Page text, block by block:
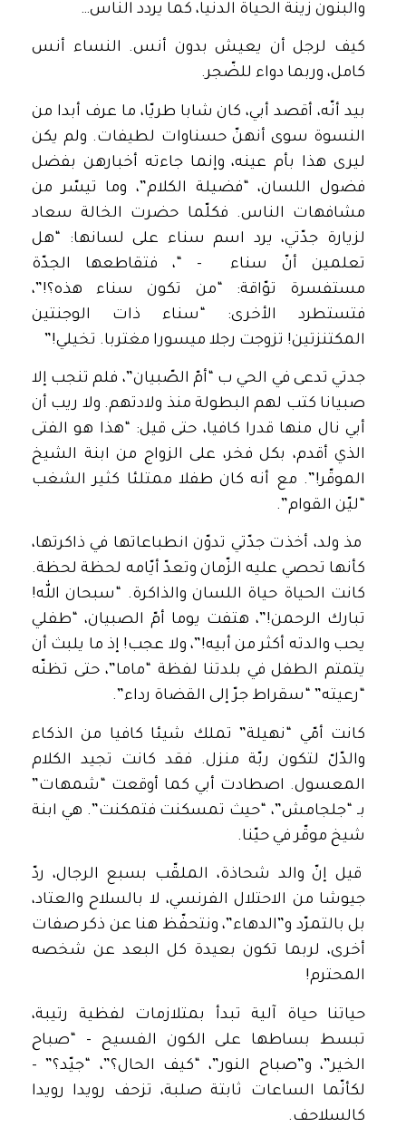
والبنون زينة الحياة الدنيا، كما يردد الناس…
كيف لرجل أن يعيش بدون أنس. النساء أنس
كامل، وربما دواء للضّجر.
بيد أنّه، أقصد أبي، كان شابا طريّا، ما عرف أبدا من
النسوة سوى أنهنّ حسناوات لطيفات. ولم يكن
ليرى هذا بأم عينه، وإنما جاءته أخبارهن بفضل
فضول اللسان، “فضيلة الكلام”، وما تيسّر من
مشافهات الناس. فكلّما حضرت الخالة سعاد
لزيارة جدّتي، يرد اسم سناء على لسانها: “هل
تعلمين أنّ سناء – “، فتقاطعها الجدّة
مستفسرة توّاقة: “من تكون سناء هذه؟!”،
فتستطرد الأخرى: “سناء ذات الوجنتين
المكتنزتين! تزوجت رجلا ميسورا مغتربا. تخيلي!”
جدتي تدعى في الحي ب “أمّ الصّبيان”، فلم تنجب إلا
صبيانا كتب لهم البطولة منذ ولادتهم. ولا ريب أن
أبي نال منها قدرا كافيا، حتى قيل: “هذا هو الفتى
الذي أقدم، بكل فخر، على الزواج من ابنة الشيخ
الموقّر!”. مع أنه كان طفلا ممتلئا كثير الشغب
“ليّن القوام”.
مذ ولد، أخذت جدّتي تدوّن انطباعاتها في ذاكرتها،
كأنها تحصي عليه الزّمان وتعدّ أيّامه لحظة لحظة.
كانت الحياة حياة اللسان والذاكرة. “سبحان الله!
تبارك الرحمن!”، هتفت يوما أمّ الصبيان، “طفلي
يحب والدته أكثر من أبيه!”، ولا عجب! إذ ما يلبث أن
يتمتم الطفل في بلدتنا لفظة “ماما”، حتى تظنّه
“رعيته” “سقراط جرّ إلى القضاة رداء”.
كانت أمّي “نهيلة” تملك شيئا كافيا من الذكاء
والدّلّ لتكون ربّة منزل. فقد كانت تجيد الكلام
المعسول. اصطادت أبي كما أوقعت “شمهات”
بـ “جلجامش”، “حيث تمسكنت فتمكنت”. هي ابنة
شيخ موقّر في حيّنا.
قيل إنّ والد شحاذة، الملقّب بسبع الرجال، ردّ
جيوشا من الاحتلال الفرنسي، لا بالسلاح والعتاد،
بل بالتمرّد و”الدهاء”، ونتحفّظ هنا عن ذكر صفات
أخرى، لربما تكون بعيدة كل البعد عن شخصه
المحترم!
حياتنا حياة آلية تبدأ بمتلازمات لفظية رتيبة،
تبسط بساطها على الكون الفسيح – “صباح
الخير”، و”صباح النور”، “كيف الحال؟”، “جيّد؟” –
لكأنّما الساعات ثابتة صلبة، تزحف رويدا رويدا
كالسلاحف.